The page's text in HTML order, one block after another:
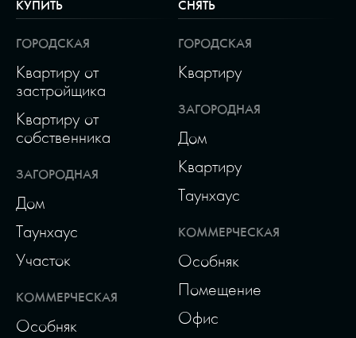
КУПИТЬ
ГОРОДСКАЯ
Квартиру от
застройщика
Квартиру от
собственника
ЗАГОРОДНАЯ
Дом
Таунхаус
Участок
КОММЕРЧЕСКАЯ
Особняк
СНЯТЬ
ГОРОДСКАЯ
Квартиру
ЗАГОРОДНАЯ
Дом
Квартиру
Таунхаус
КОММЕРЧЕСКАЯ
Особняк
Помещение
Офис